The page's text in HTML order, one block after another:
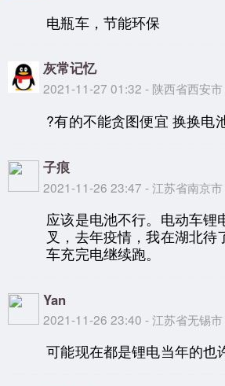
电瓶车，节能环保
灰常记忆
2021-11-27 01:32 - 陕西省西安市
?有的不能贪图便宜 换换电
子痕
2021-11-26 23:47 - 江苏省南京市
应该是电池不行。电动车锂
叉，去年疫情，我在湖北待
车充完电继续跑。
Yan
2021-11-26 23:40 - 江苏省无锡市
可能现在都是锂电当年的也